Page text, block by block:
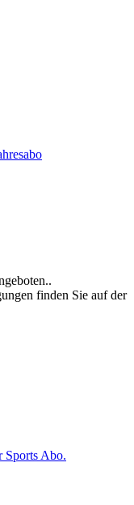
finden Sie auf der
Sports Abo.